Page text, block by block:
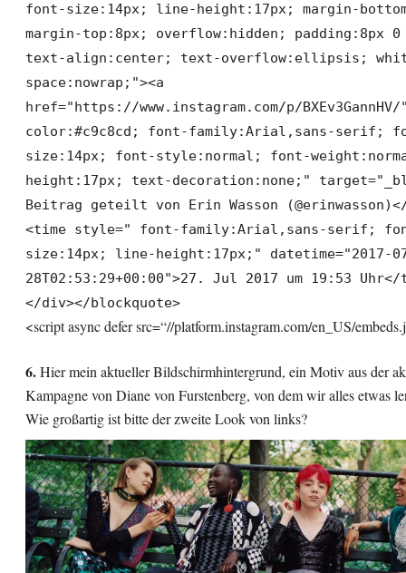
font-size:14px; line-height:17px; margin-
margin-top:8px; overflow:hidden; padding:8px 0
text-align:center; text-overflow:ellipsis;
space:nowrap;"><a
href="https://www.instagram.com/p/
color:#c9c8cd; font-family:Arial,sans-serif;
size:14px; font-style:normal; font-
height:17px; text-decoration:none;"
Beitrag geteilt von Erin Wasson (@erinwasson)</
<time style=" font-family:Arial,sans-serif;
size:14px; line-height:17px;" datetime="2017-
28T02:53:29+00:00">27. Jul 2017 um 19:53 Uhr</
</div></blockquote>
<script async defer src=“//platform.instagram.com/en_US/
6.Hier mein aktueller Bildschirmhintergrund, ein Motiv aus der
Kampagne von Diane von Furstenberg, von dem wir alles etwas
Wie großartig ist bitte der zweite Look von links?